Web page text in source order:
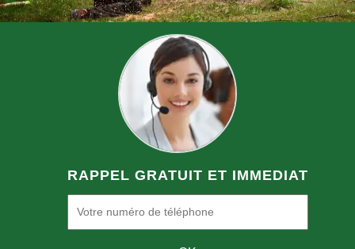
RAPPEL GRATUIT ET IMMEDIAT